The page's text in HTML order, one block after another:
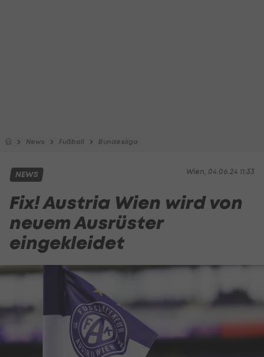
News Fußball Bundesliga
Wien, 04.06.24 11:33
NEWS
Fix! Austria Wien wird von
neuem Ausrüster
eingekleidet